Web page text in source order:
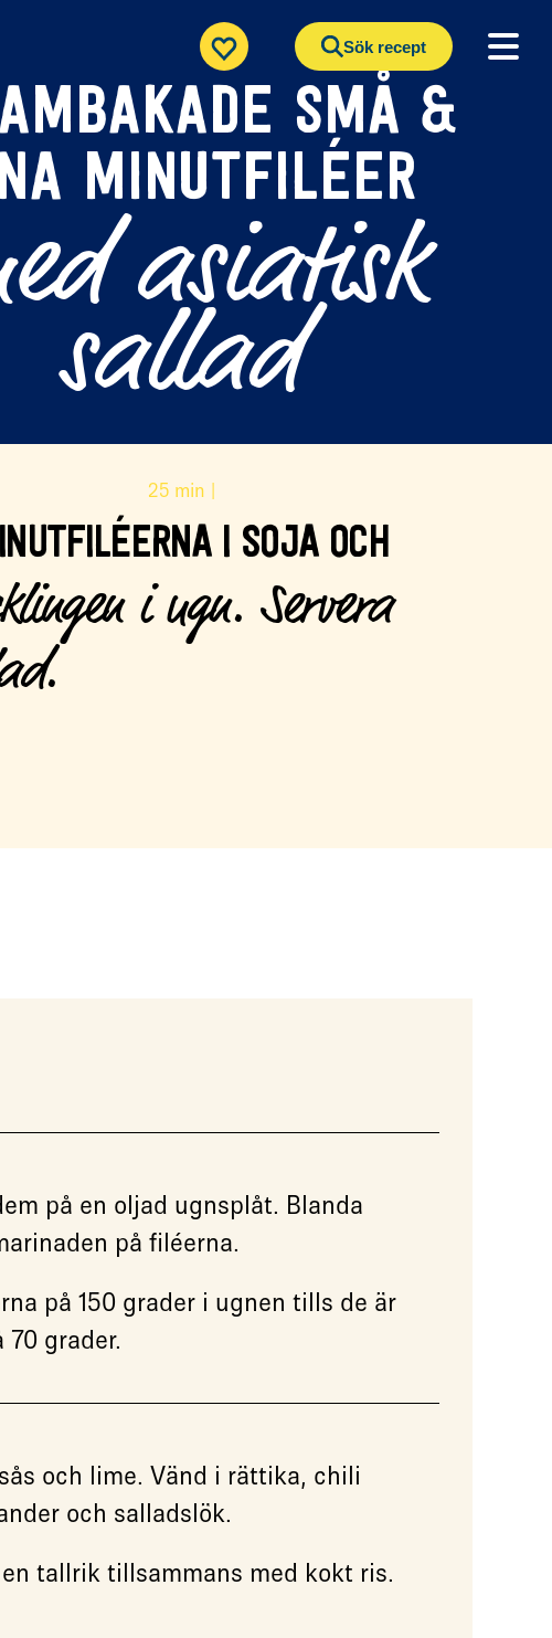
Sök recept
SMÅ &
MINUTFILÉER
asiatisk
sallad
25 min |
I SOJA OCH
i ugn. Servera
på en oljad ugnsplåt. Blanda
på filéerna.
på 150 grader i ugnen tills de är
grader.
och lime. Vänd i rättika, chili
och salladslök.
tallrik tillsammans med kokt ris.